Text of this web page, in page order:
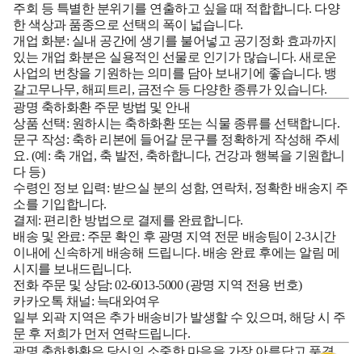
주회 등 특별한 분위기를 연출하고 싶을 때 적합합니다. 다양
한 색상과 품종으로 선택의 폭이 넓습니다.
개업 화분: 실내 공간에 생기를 불어넣고 공기정화 효과까지
있는 개업 화분은 실용적인 선물로 인기가 많습니다. 새로운
사업의 번창을 기원하는 의미를 담아 보내기에 좋습니다. 뱅
갈고무나무, 해피트리, 금전수 등 다양한 종류가 있습니다.
광명 축하화환 주문 방법 및 안내
상품 선택: 원하시는 축하화환 또는 식물 종류를 선택합니다.
문구 작성: 축하 리본에 들어갈 문구를 정확하게 작성해 주세
요. (예: 축 개업, 축 발전, 축하합니다, 건강과 행복을 기원합니
다 등)
수령인 정보 입력: 받으실 분의 성함, 연락처, 정확한 배송지 주
소를 기입합니다.
결제: 편리한 방법으로 결제를 완료합니다.
배송 및 완료: 주문 확인 후 광명 지역 전문 배송팀이 2-3시간
이내에 신속하게 배송해 드립니다. 배송 완료 후에는 알림 메
시지를 보내드립니다.
전화 주문 및 상담: 02-6013-5000(광명 지역 전용 번호)
카카오톡 채널: 늑대와여우
일부 외곽 지역은 추가 배송비가 발생할 수 있으며, 해당 시 주
문 후 저희가 먼저 연락드립니다.
광명 축하화환은 당신의 소중한 마음을 가장 아름답고 품격